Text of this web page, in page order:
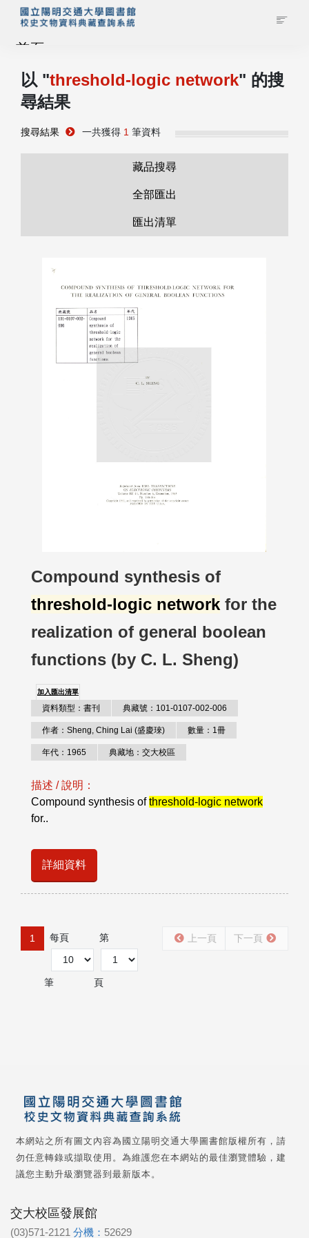
首頁
藏品查詢
校史館簡介
管理者登入
以 "threshold-logic network" 的搜
尋結果
搜尋結果 一共獲得 1 筆資料
藏品搜尋
全部匯出
匯出清單
Compound synthesis of
threshold-logic network for the
realization of general boolean
functions (by C. L. Sheng)
加入匯出清單
資料類型：書刊 典藏號：101-0107-002-006
作者：Sheng, Ching Lai (盛慶琜) 數量：1冊
年代：1965 典藏地：交大校區
描述 / 說明：
Compound synthesis ofthreshold-logic network
for..
詳細資料
1 每頁
筆
第
頁
上一頁 下一頁
本網站之所有圖文內容為國立陽明交通大學圖書館版權所有，請
勿任意轉錄或擷取使用。為維護您在本網站的最佳瀏覽體驗，建
議您主動升級瀏覽器到最新版本。
交大校區發展館
(03)571-2121 分機： 52629